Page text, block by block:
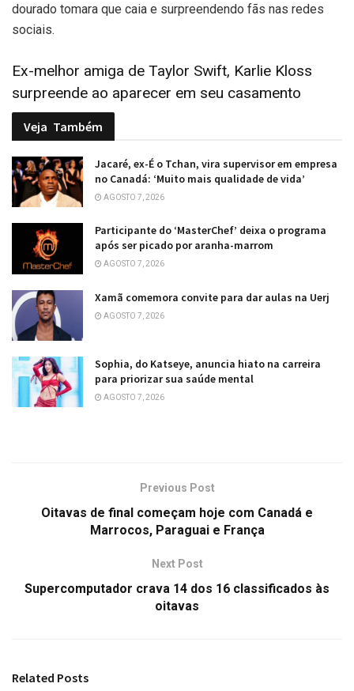
dourado tomara que caia e surpreendendo fãs nas redes
sociais.
Ex-melhor amiga de Taylor Swift, Karlie Kloss
surpreende ao aparecer em seu casamento
Veja Também
Jacaré, ex-É o Tchan, vira supervisor em empresa
no Canadá: ‘Muito mais qualidade de vida’
AGOSTO 7, 2026
Participante do ‘MasterChef’ deixa o programa
após ser picado por aranha-marrom
AGOSTO 7, 2026
Xamã comemora convite para dar aulas na Uerj
AGOSTO 7, 2026
Sophia, do Katseye, anuncia hiato na carreira
para priorizar sua saúde mental
AGOSTO 7, 2026
Previous Post
Oitavas de final começam hoje com Canadá e
Marrocos, Paraguai e França
Next Post
Supercomputador crava 14 dos 16 classificados às
oitavas
Related Posts